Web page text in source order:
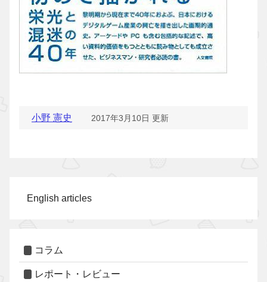
小野 憲史 2017年3月10日 更新
English articles
コラム
レポート・レビュー